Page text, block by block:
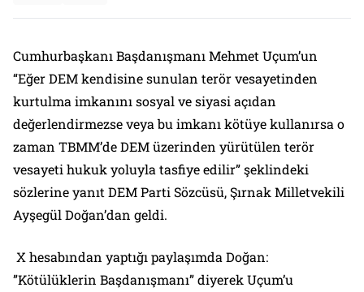
Cumhurbaşkanı Başdanışmanı Mehmet Uçum’un
“Eğer DEM kendisine sunulan terör vesayetinden
kurtulma imkanını sosyal ve siyasi açıdan
değerlendirmezse veya bu imkanı kötüye kullanırsa o
zaman TBMM’de DEM üzerinden yürütülen terör
vesayeti hukuk yoluyla tasfiye edilir” şeklindeki
sözlerine yanıt DEM Parti Sözcüsü, Şırnak Milletvekili
Ayşegül Doğan’dan geldi.
X hesabından yaptığı paylaşımda Doğan:
”Kötülüklerin Başdanışmanı” diyerek Uçum’u